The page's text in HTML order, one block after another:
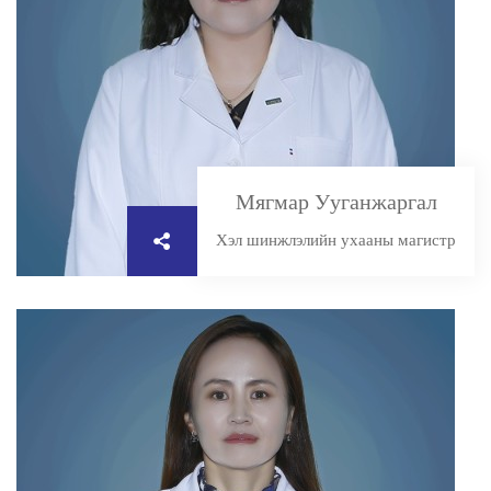
Мягмар Ууганжаргал
Хэл шинжлэлийн ухааны магистр